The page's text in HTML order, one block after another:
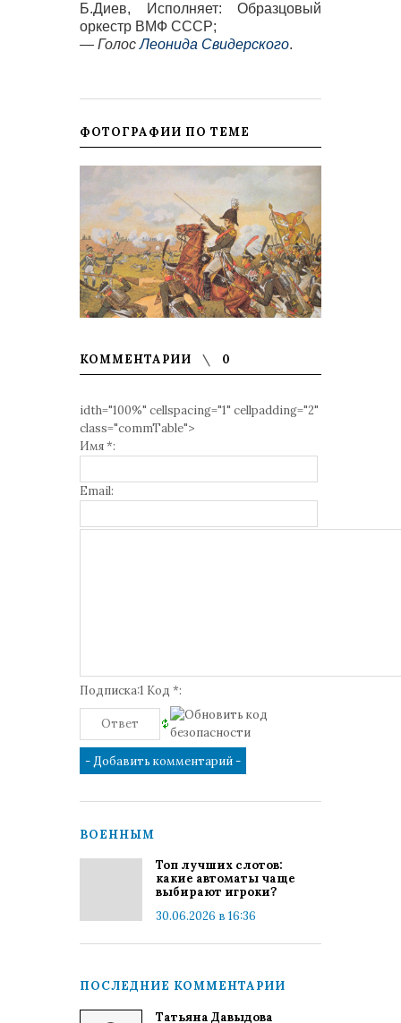
Б.Диев, Исполняет: Образцовый
оркестр ВМФ СССР;
— ГолосЛеонида Свидерского.
ФОТОГРАФИИ ПО ТЕМЕ
КОММЕНТАРИИ 0
idth="100%" cellspacing="1" cellpadding="2"
class="commTable">
Имя *:
Email:
Подписка:1 Код *:
ВОЕННЫМ
Топ лучших слотов:
какие автоматы чаще
выбирают игроки?
30.06.2026 в 16:36
ПОСЛЕДНИЕ КОММЕНТАРИИ
Татьяна Давыдова